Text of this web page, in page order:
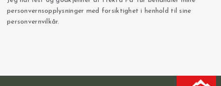
personvernsopplysninger med forsiktighet i henhold til sine
personvernvilkår.